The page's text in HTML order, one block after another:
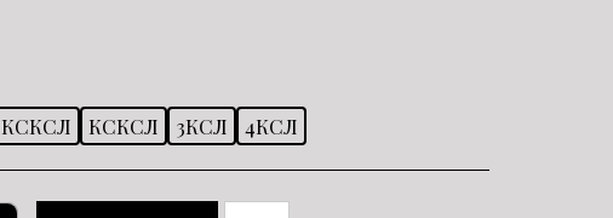
КСКСЛ КСКСЛ 3КСЛ 4КСЛ